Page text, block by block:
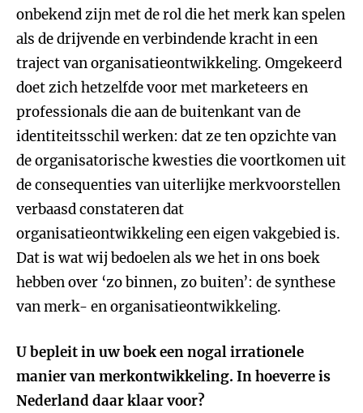
onbekend zijn met de rol die het merk kan spelen
als de drijvende en verbindende kracht in een
traject van organisatieontwikkeling. Omgekeerd
doet zich hetzelfde voor met marketeers en
professionals die aan de buitenkant van de
identiteitsschil werken: dat ze ten opzichte van
de organisatorische kwesties die voortkomen uit
de consequenties van uiterlijke merkvoorstellen
verbaasd constateren dat
organisatieontwikkeling een eigen vakgebied is.
Dat is wat wij bedoelen als we het in ons boek
hebben over ‘zo binnen, zo buiten’: de synthese
van merk- en organisatieontwikkeling.
U bepleit in uw boek een nogal irrationele
manier van merkontwikkeling. In hoeverre is
Nederland daar klaar voor?